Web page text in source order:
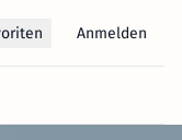
Anmelden